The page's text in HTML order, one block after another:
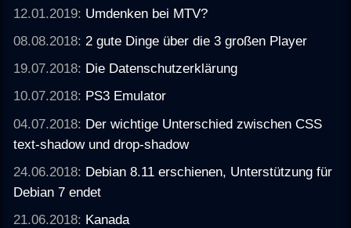
12.01.2019: Umdenken bei MTV?
08.08.2018:2 gute Dinge über die 3 großen Player
19.07.2018: Die Datenschutzerklärung
10.07.2018: PS3 Emulator
04.07.2018: Der wichtige Unterschied zwischen CSS
text-shadow und drop-shadow
24.06.2018: Debian 8.11 erschienen, Unterstützung für
Debian 7 endet
21.06.2018: Kanada